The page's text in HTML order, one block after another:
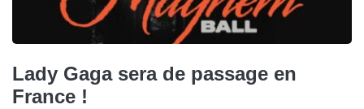
Lady Gaga sera de passage en
France !